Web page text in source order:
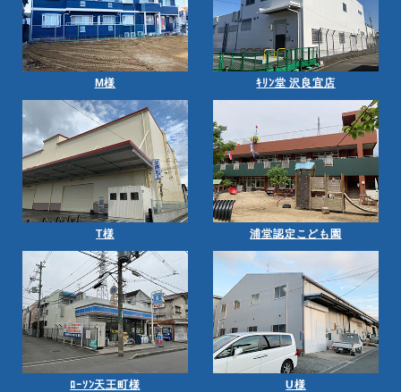
M様 ｷﾘﾝ堂 沢良宜店
T様 浦堂認定こども園
ﾛｰｿﾝ天王町様 U様